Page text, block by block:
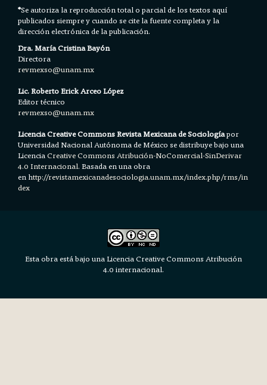
*Se autoriza la reproducción total o parcial de los textos aquí
publicados siempre y cuando se cite la fuente completa y la
dirección electrónica de la publicación.
Dra. María Cristina Bayón
Directora
revmexso@unam.mx
Lic. Roberto Erick Arceo López
Editor técnico
revmexso@unam.mx
Licencia Creative Commons Revista Mexicana de Sociologíapor
Universidad Nacional Autónoma de México se distribuye bajo una
LicenciaCreative Commons Atribución-NoComercial-SinDerivar
4.0 Internacional.Basada en una obra
en http://revistamexicanadesociologia.unam.mx/index.php/rms/in
dex
Esta obra está bajo una Licencia Creative Commons Atribución
4.0 internacional.